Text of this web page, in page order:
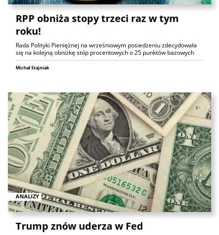
RPP obniża stopy trzeci raz w tym
roku!
Rada Polityki Pieniężnej na wrześniowym posiedzeniu zdecydowała
się na kolejną obniżkę stóp procentowych o 25 punktów bazowych
Michał Stajniak
ANALIZY
Trump znów uderza w Fed